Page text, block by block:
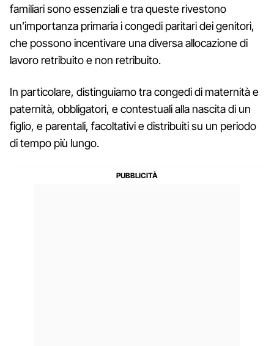
familiari sono essenziali e tra queste rivestono
un’importanza primaria i congedi paritari dei genitori,
che possono incentivare una diversa allocazione di
lavoro retribuito e non retribuito.
In particolare, distinguiamo tra congedi di maternità e
paternità, obbligatori, e contestuali alla nascita di un
figlio, e parentali, facoltativi e distribuiti su un periodo
di tempo più lungo.